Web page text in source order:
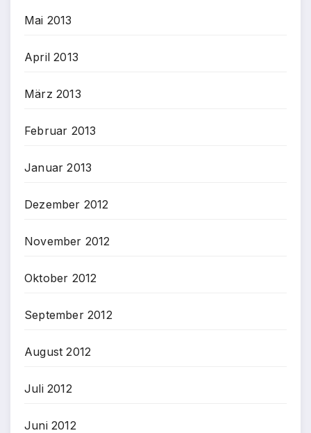
Mai 2013
April 2013
März 2013
Februar 2013
Januar 2013
Dezember 2012
November 2012
Oktober 2012
September 2012
August 2012
Juli 2012
Juni 2012